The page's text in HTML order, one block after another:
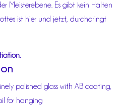
Meisterebene. Es gibt kein Halten
ist hier und jetzt, durchdringt
polished glass with AB coating,
for hanging